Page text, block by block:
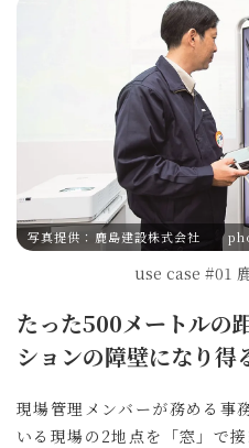
写真提供：鹿島建設株式会社
use case #01
たった500メートルの
ションの障壁になり得
現場管理メンバーが務める事
いる現場の2地点を「窓」で